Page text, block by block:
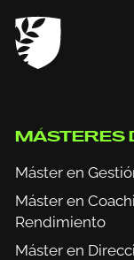
MÁSTERES
Máster en
Máster en
Rendimiento
Máster en